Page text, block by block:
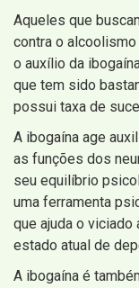
Aqueles que
contra o
o auxílio da
que tem sido
possui taxa de
A ibogaína age
as funções dos
seu equilíbrio
uma ferramenta
que ajuda o
estado atual de
A ibogaína é